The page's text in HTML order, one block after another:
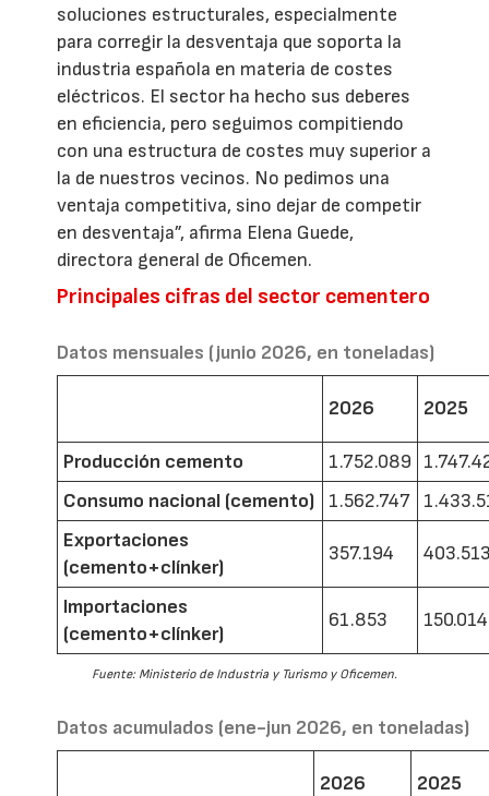
soluciones estructurales, especialmente
para corregir la desventaja que soporta la
industria española en materia de costes
eléctricos. El sector ha hecho sus deberes
en eficiencia, pero seguimos compitiendo
con una estructura de costes muy superior a
la de nuestros vecinos. No pedimos una
ventaja competitiva, sino dejar de competir
en desventaja”, afirma Elena Guede,
directora general de Oficemen.
Principales cifras del sector cementero
Datos mensuales (junio 2026, en toneladas)
2026 2025
Producción cemento 1.752.089
Consumo nacional (cemento)
1.562.747
Exportaciones
(cemento+clínker)
357.194
Importaciones
(cemento+clínker)
61.853 150.014
Fuente: Ministerio de Industria y Turismo y Oficemen.
Datos acumulados (ene-jun 2026, en toneladas)
2026 2025